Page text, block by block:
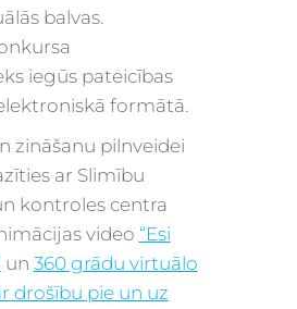
balvas.
iegūs pateicības
formātā.
zināšanu pilnveidei
ar Slimību
kontroles centra
video “Esi
un 360 grādu virtuālo
drošību pie un uz